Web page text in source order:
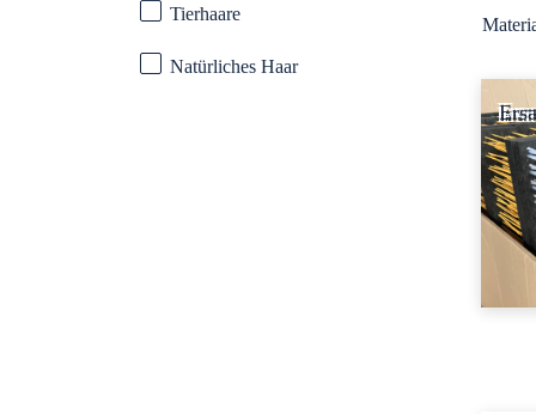
Tierhaare
Natürliches Haar